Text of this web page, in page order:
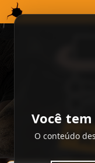
Você
O conteúdo